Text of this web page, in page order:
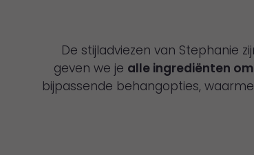
De stijladviezen van Stephanie
geven we je alle ingrediënten
bijpassende behangopties,